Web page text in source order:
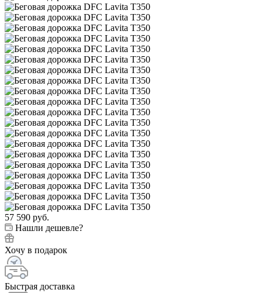
57 590 руб.
Нашли дешевле?
Хочу в подарок
Быстрая доставка